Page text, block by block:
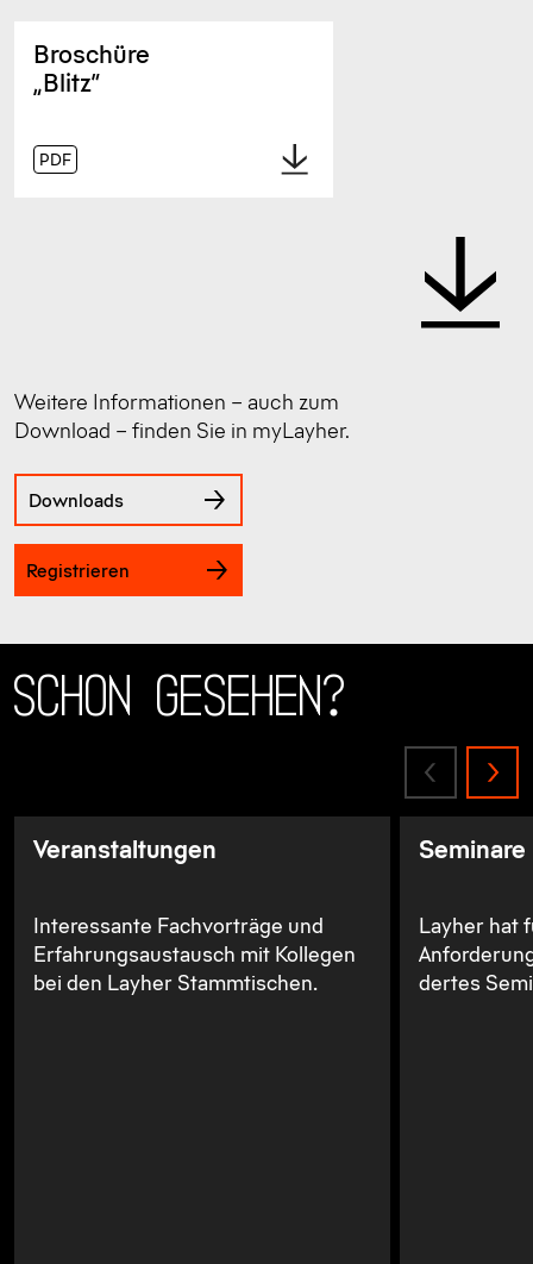
Broschüre
„Blitz“
PDF
Weitere Informationen – auch zum
Download – finden Sie in myLayher.
Downloads
Registrieren
Schon gesehen?
Veranstaltungen
Interessante Fachvorträge und
Erfahrungsaustausch mit Kollegen
bei den Layher Stammtischen.
Seminare
Layher hat
dertes